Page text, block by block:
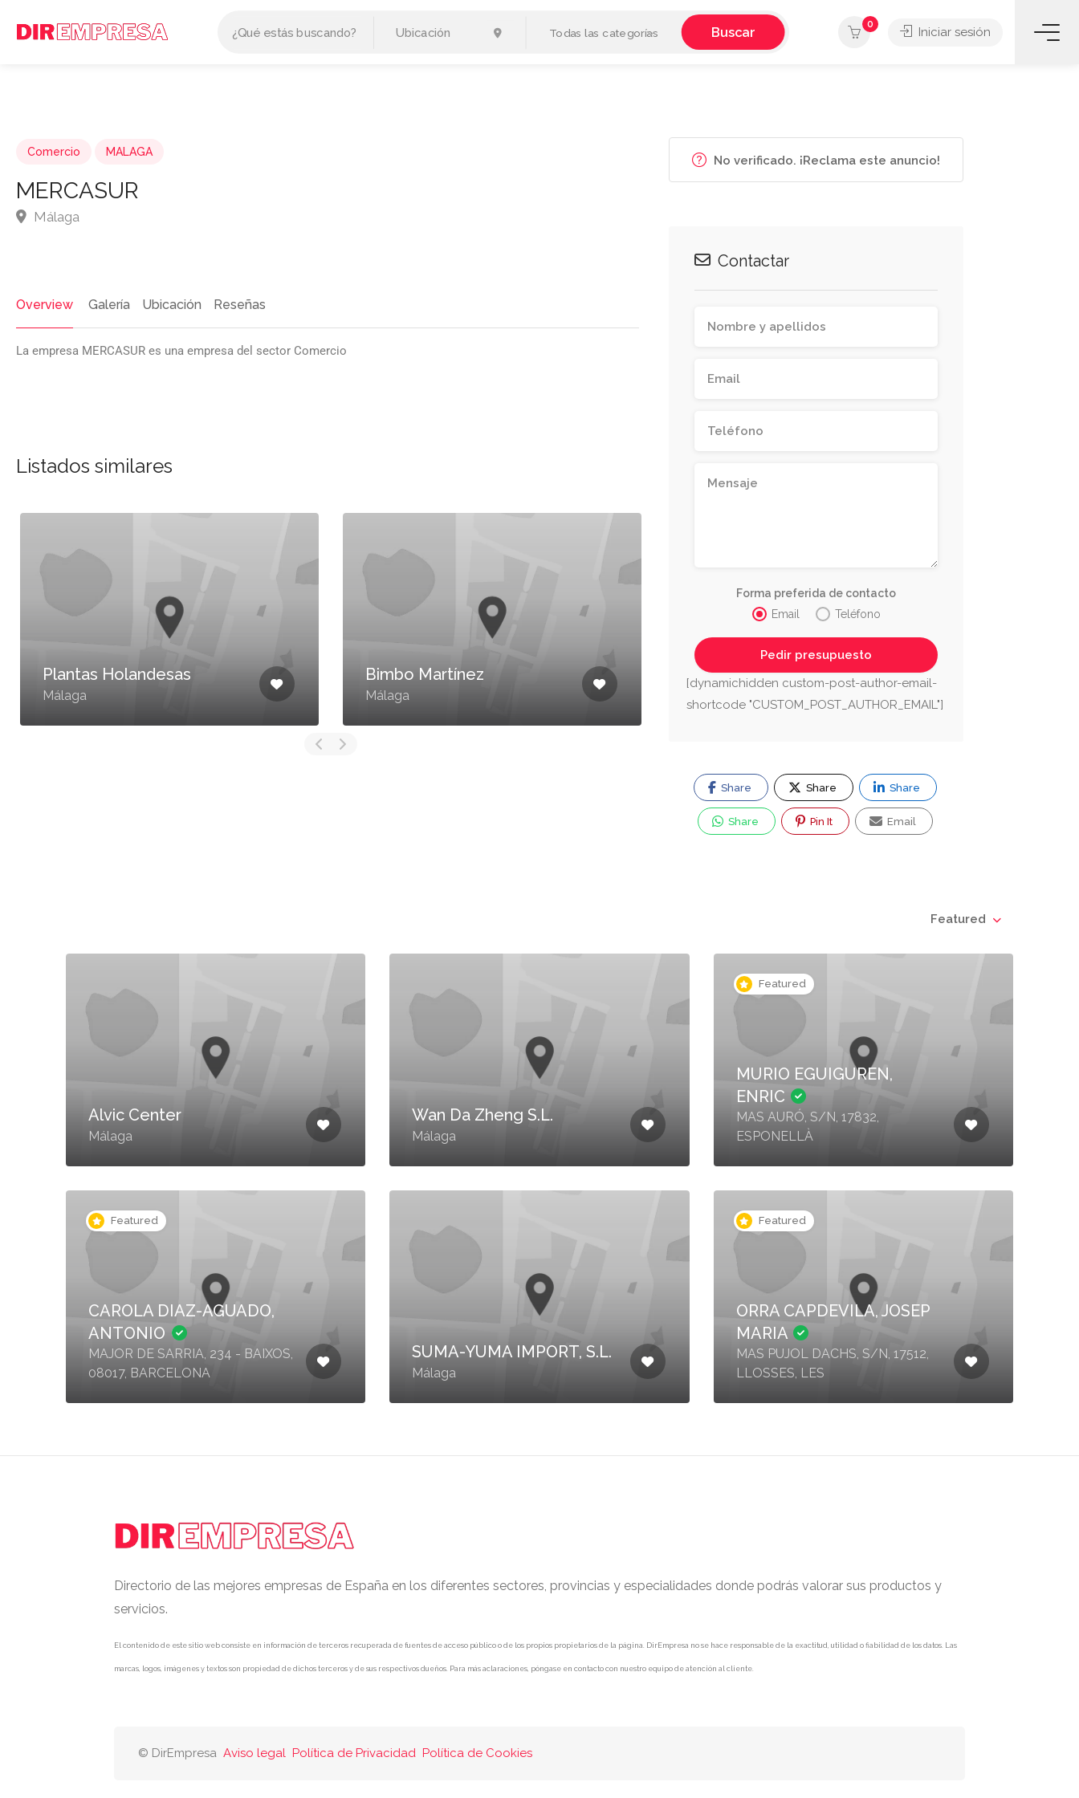
Todas las categorías Buscar 0
Iniciar sesión
Comercio MALAGA
MERCASUR
Málaga
Overview Galería Ubicación Reseñas
La empresa MERCASUR es una empresa del sector Comercio
Listados similares
Plantas Holandesas
Málaga
Bimbo Martínez
Málaga
Panadería Paleña
No verificado. ¡Reclama este anuncio!
Contactar
Forma preferida de contacto
Email
Teléfono
[dynamichidden custom-post-author-email-
shortcode "CUSTOM_POST_AUTHOR_EMAIL"]
Share Share Share
Share Pin It Email
Featured
Alvic Center
Málaga
Wan Da Zheng S.L.
Málaga
Featured
MURIO EGUIGUREN,
ENRIC
MAS AURÓ, S/N, 17832,
ESPONELLÀ
Featured
CAROLA DIAZ-AGUADO,
ANTONIO
MAJOR DE SARRIA, 234 - BAIXOS,
08017, BARCELONA
SUMA-YUMA IMPORT, S.L.
Málaga
Featured
ORRA CAPDEVILA, JOSEP
MARIA
MAS PUJOL DACHS, S/N, 17512,
LLOSSES, LES
Directorio de las mejores empresas de España en los diferentes sectores, provincias y especialidades donde podrás valorar sus productos y
servicios.
El contenido de este sitio web consiste en información de terceros recuperada de fuentes de acceso público o de los propios propietarios de la página. DirEmpresa no se hace responsable de la exactitud, utilidad o fiabilidad de los datos. Las
marcas, logos, imágenes y textos son propiedad de dichos terceros y de sus respectivos dueños. Para más aclaraciones, póngase en contacto con nuestro equipo de atención al cliente.
© DirEmpresa Aviso legal Política de Privacidad Política de Cookies